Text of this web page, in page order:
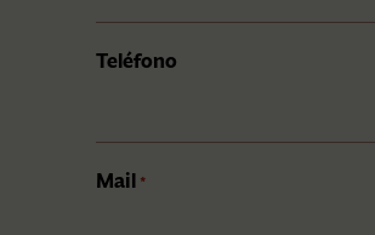
Teléfono
Mail *